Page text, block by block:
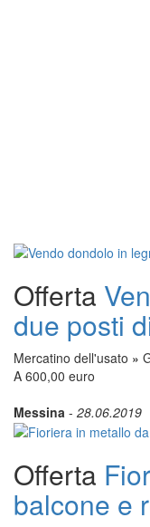
Offerta
due posti
Mercatino dell'usato »
A 600,00 euro
Messina - 28.06.2019
Offerta
balcone e